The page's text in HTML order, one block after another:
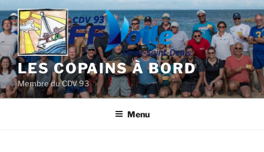
Aller
au
contenu
principal
LES COPAINS À BORD
Membre du CDV 93
Menu